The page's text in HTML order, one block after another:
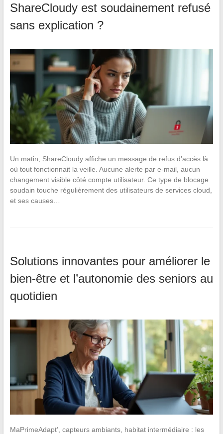
ShareCloudy est soudainement refusé
sans explication ?
Un matin, ShareCloudy affiche un message de refus d’accès là
où tout fonctionnait la veille. Aucune alerte par e-mail, aucun
changement visible côté compte utilisateur. Ce type de blocage
soudain touche régulièrement des utilisateurs de services cloud,
et ses causes…
Solutions innovantes pour améliorer le
bien-être et l’autonomie des seniors au
quotidien
MaPrimeAdapt’, capteurs ambiants, habitat intermédiaire : les